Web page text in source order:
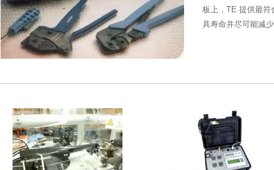
板上，TE 提供最符
具寿命并尽可能减